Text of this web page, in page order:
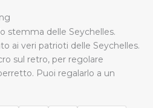
stemma delle Seychelles.
ai veri patrioti delle Seychelles.
sul retro, per regolare
Puoi regalarlo a un